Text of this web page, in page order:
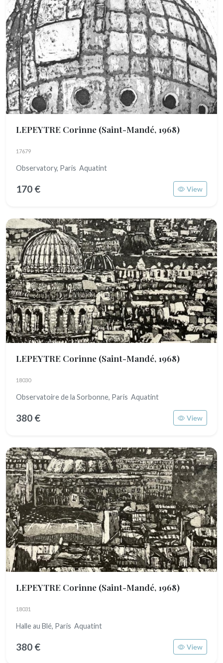
LEPEYTRE Corinne (Saint-Mandé, 1968)
17679
Observatory, Paris Aquatint
170 € View
LEPEYTRE Corinne (Saint-Mandé, 1968)
18030
Observatoire de la Sorbonne, Paris Aquatint
380 € View
LEPEYTRE Corinne (Saint-Mandé, 1968)
18031
Halle au Blé, Paris Aquatint
380 € View